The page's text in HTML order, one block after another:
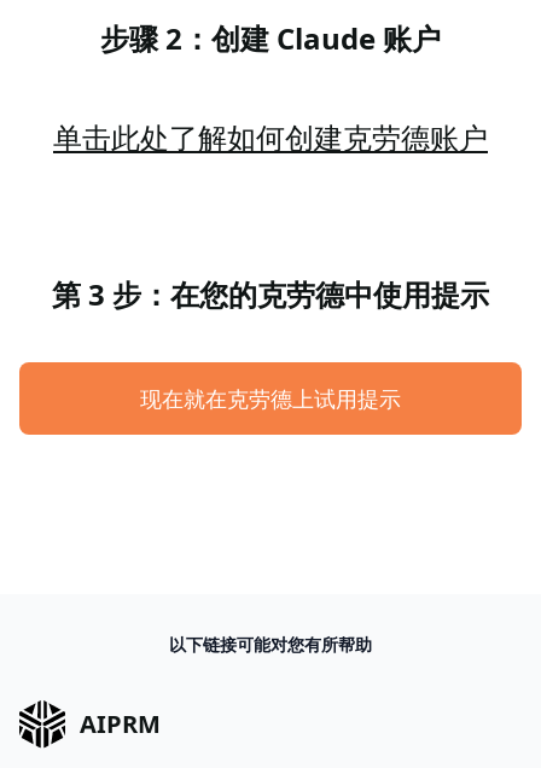
步骤 2：创建 Claude 账户
单击此处了解如何创建克劳德账户
第 3 步：在您的克劳德中使用提示
现在就在克劳德上试用提示
以下链接可能对您有所帮助
AIPRM